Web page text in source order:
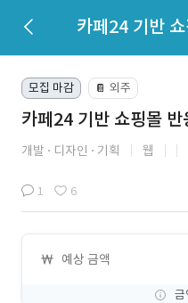
카페24 기반
모집 마감 📔 외주
카페24 기반 쇼핑몰
개발 디자인 기획 웹
1 6
예상 금액
금